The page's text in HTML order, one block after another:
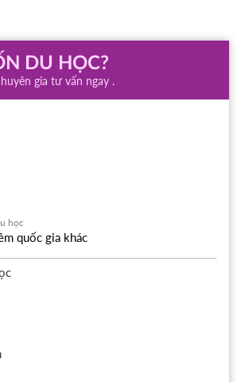
DU HỌC?
gia tư vấn ngay .
học